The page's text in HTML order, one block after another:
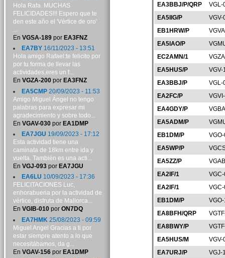
EA3BBJ/P/QRP
VGL-
EA5IIG/P
VGV-
EB1HRW/P
EA5IAO/P
EC2AMN/1
EA5HUS/P
VGV-
EA3BBJ/P
VGL-
EA2FC/P
EA4GDY/P
EA5ADM/P
EB1DM/P
EA5WP/P
EA5ZZ/P
EA2IF/1
EA2IF/1
EB1DM/P
EA8BFH/QRP
EA8BWY/P
EA5HUS/M
VGV-
EA7URJ/P
VGJ-
Hola Rafa. MUCHAS
FELICIDADES!!! Espero que te
den este año el 'Vértice de oro'
...
En VGSA-189por EA3FNZ
EA7BY16/11/2023 - 13:51
Hola amigo Rafael:te felicito por
por tu forma de llevar las
actividades,eres un f...
En VGZA-200por EA3FNZ
EA5CMP20/09/2023 - 11:53
Amigo Miguel Ángel no tengo
palabras para expresar mi
agradecimiento y sobre todo...
En VGAV-030por EA1DMP
EA7JGU 19/09/2023 - 17:12
Esta actividad tiene una
caminata de 18km entre ida y
vuelta. También es una acti...
En VGJ-093por EA7JGU
EA6LU 10/09/2023 - 17:36
FELICITACIONES Luc,
enhorabuena por la actividad de
vértice, disfruta de Mallorca...
En VGIB-010por ON7DQ
EA7HMK 25/08/2023 - 09:59
Miguel Angel Gracias a ti por
estar siempre atento a lo que
necesitábamos, da g...
En VGAV-156por EA1DMP